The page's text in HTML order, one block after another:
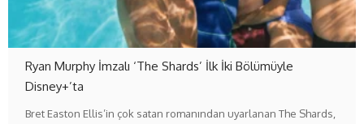
Ryan Murphy İmzalı ‘The Shards’ İlk İki Bölümüyle
Disney+’ta
Bret Easton Ellis’in çok satan romanından uyarlanan The Shards,